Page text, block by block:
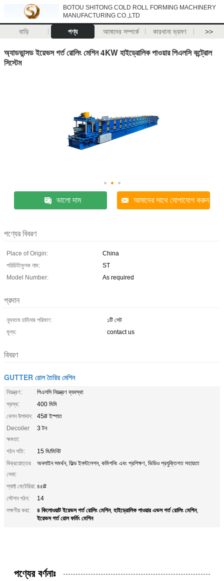
BOTOU SHITONG COLD ROLL FORMING MACHINERY
MANUFACTURING CO.,LTD
বাড়ি পণ্য আমাদের সম্পর্কে কারখানা ভ্রমণ >>
অ্যাডভান্সড ইয়েভস গর্ত রোলিং মেশিন 4KW হাইড্রোলিক পাওয়ার পিএলসি কন্ট্রোল
সিস্টেম
ভালো দাম আমাদের সাথে যোগাযোগ করুন
পণ্যের বিবরণ
Place of Origin:
China
পরিচিতিমুলক নাম:
ST
Model Number:
As required
প্রদান
ন্যূনতম চাহিদার পরিমাণ:
১টি সেট
মূল্য:
contact us
বিবরণ
GUTTER রোল তৈরির মেশিন
নিয়ন্ত্রণ:
পিএলসি নিয়ন্ত্রণ ব্যবস্থা
প্রস্থ:
400 মিমি
বেলন উপাদান:
45# ইস্পাত
Decoiler
ক্ষমতা:
3 টন
গঠন গতি:
15 মি/মিনিট
বিক্রয়োত্তর
সেবা:
অনলাইন সমর্থন, ফিল্ড ইনস্টলেশন, কমিশনিং এবং প্রশিক্ষণ, ভিডিও প্রযুক্তিগত সহায়তা
শ্যাফ্ট মেটেরিয়া: ৪৫#
স্টেশন গঠন:
14
লক্ষণীয় করা:
৪ কিলোওয়াট ইয়েভস গর্ত রোলিং মেশিন, হাইড্রোলিক পাওয়ার এভস গর্ত রোলিং মেশিন,
ইয়েভস গর্ত রোল ফর্মিং মেশিন
পণ্যের বর্ণনাঃ